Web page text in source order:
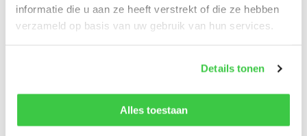
informatie die u aan ze heeft verstrekt of die ze hebben
verzameld op basis van uw gebruik van hun services.
Details tonen
Alles toestaan
betekent dat u uw nieuw gekochte producten, maar ook
uw huidige producten bij ons kunt brengen voor een
contact opnemen met onze klantenservice.
Rolwagens kopen bij Hijsmiddelen-Expert
Wilt u rolwagens kopen? Dan kunt u terecht bij